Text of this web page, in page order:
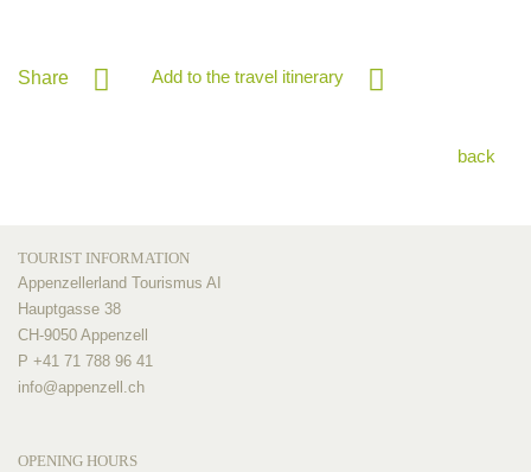
Share Add to the travel itinerary
back
TOURIST INFORMATION
Appenzellerland Tourismus AI
Hauptgasse 38
CH-9050 Appenzell
P +41 71 788 96 41
info@appenzell.ch
OPENING HOURS